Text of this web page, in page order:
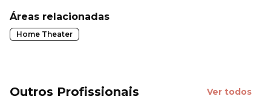
Áreas relacionadas
Home Theater
Outros Profissionais Ver todos